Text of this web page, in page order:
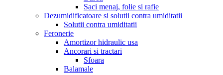
Saci menaj, folie si rafie
Dezumidificatoare si solutii contra umiditatii
Solutii contra umiditatii
Feronerie
Amortizor hidraulic usa
Ancorari si tractari
Sfoara
Balamale